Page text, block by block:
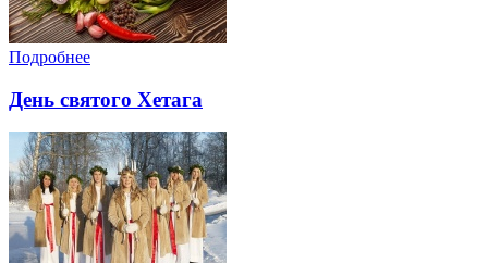
Подробнее
День святого Хетага